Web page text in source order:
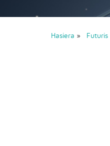
Hasiera » Futuris